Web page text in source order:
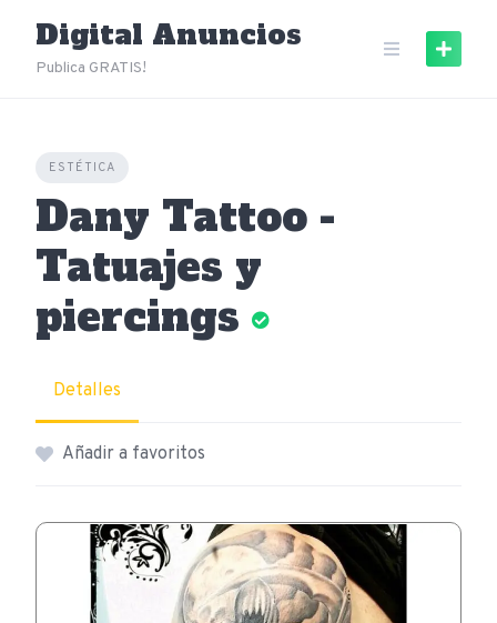
content
Digital Anuncios
Publica GRATIS!
ESTÉTICA
Dany Tattoo -
Tatuajes y
piercings
Detalles
Añadir a favoritos